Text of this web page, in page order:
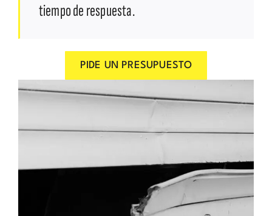
tiempo de respuesta.
PIDE UN PRESUPUESTO